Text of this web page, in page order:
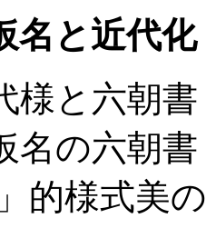
と近代化
様と六朝
名の六朝
」的様式